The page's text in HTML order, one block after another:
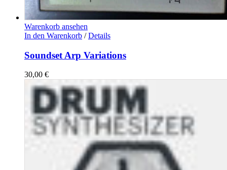
Warenkorb ansehen
In den Warenkorb / Details
Soundset Arp Variations
30,00 €